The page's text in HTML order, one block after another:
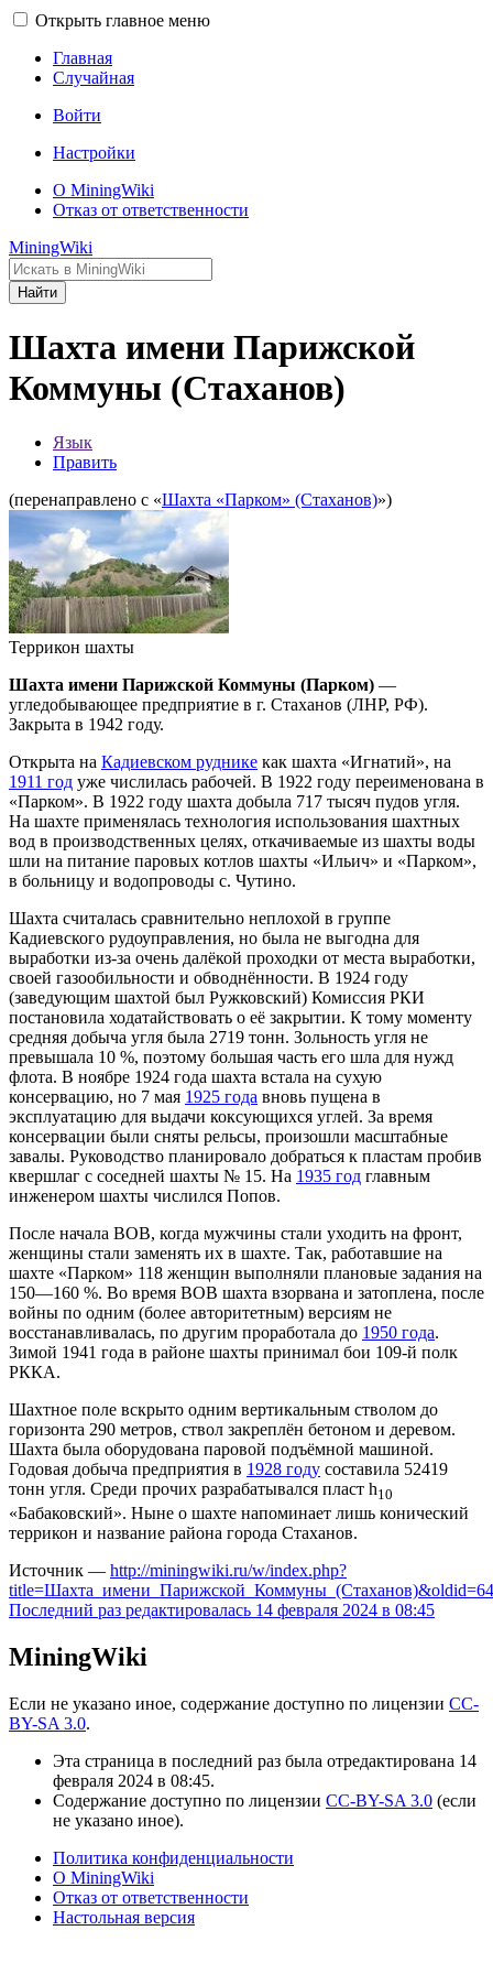
Открыть главное меню
Главная
Случайная
Войти
Настройки
О MiningWiki
Отказ от ответственности
MiningWiki
Найти
Шахта имени Парижской
Коммуны (Стаханов)
Язык
Править
(перенаправлено с «Шахта «Парком» (Стаханов)»)
Террикон шахты
Шахта имени Парижской Коммуны (Парком) —
угледобывающее предприятие в г. Стаханов (ЛНР, РФ).
Закрыта в 1942 году.
Открыта на Кадиевском руднике как шахта «Игнатий», на
1911 год уже числилась рабочей. В 1922 году переименована в
«Парком». В 1922 году шахта добыла 717 тысяч пудов угля.
На шахте применялась технология использования шахтных
вод в производственных целях, откачиваемые из шахты воды
шли на питание паровых котлов шахты «Ильич» и «Парком»,
в больницу и водопроводы с. Чутино.
Шахта считалась сравнительно неплохой в группе
Кадиевского рудоуправления, но была не выгодна для
выработки из-за очень далёкой проходки от места выработки,
своей газообильности и обводнённости. В 1924 году
(заведующим шахтой был Ружковский) Комиссия РКИ
постановила ходатайствовать о её закрытии. К тому моменту
средняя добыча угля была 2719 тонн. Зольность угля не
превышала 10 %, поэтому большая часть его шла для нужд
флота. В ноябре 1924 года шахта встала на сухую
консервацию, но 7 мая 1925 года вновь пущена в
эксплуатацию для выдачи коксующихся углей. За время
консервации были сняты рельсы, произошли масштабные
завалы. Руководство планировало добраться к пластам пробив
квершлаг с соседней шахты № 15. На 1935 год главным
инженером шахты числился Попов.
После начала ВОВ, когда мужчины стали уходить на фронт,
женщины стали заменять их в шахте. Так, работавшие на
шахте «Парком» 118 женщин выполняли плановые задания на
150—160 %. Во время ВОВ шахта взорвана и затоплена, после
войны по одним (более авторитетным) версиям не
восстанавливалась, по другим проработала до 1950 года.
Зимой 1941 года в районе шахты принимал бои 109-й полк
РККА.
Шахтное поле вскрыто одним вертикальным стволом до
горизонта 290 метров, ствол закреплён бетоном и деревом.
Шахта была оборудована паровой подъёмной машиной.
Годовая добыча предприятия в 1928 году составила 52419
тонн угля. Среди прочих разрабатывался пласт h10
«Бабаковский». Ныне о шахте напоминает лишь конический
террикон и название района города Стаханов.
Источник — http://miningwiki.ru/w/index.php?
Последний раз редактировалась 14 февраля 2024 в 08:45
MiningWiki
Если не указано иное, содержание доступно по лицензии CC-
BY-SA 3.0.
Эта страница в последний раз была отредактирована 14
февраля 2024 в 08:45.
Содержание доступно по лицензии CC-BY-SA 3.0 (если
не указано иное).
Политика конфиденциальности
О MiningWiki
Отказ от ответственности
Настольная версия